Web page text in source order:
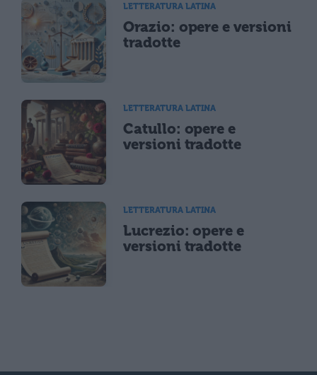
LETTERATURA LATINA
Orazio: opere e versioni
tradotte
LETTERATURA LATINA
Catullo: opere e
versioni tradotte
LETTERATURA LATINA
Lucrezio: opere e
versioni tradotte